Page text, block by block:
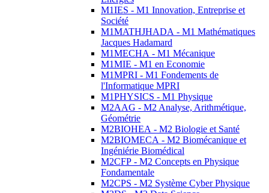
M1IES - M1 Innovation, Entreprise et
Société
M1MATHJHADA - M1 Mathématiques
Jacques Hadamard
M1MECHA - M1 Mécanique
M1MIE - M1 en Economie
M1MPRI - M1 Fondements de
l'Informatique MPRI
M1PHYSICS - M1 Physique
M2AAG - M2 Analyse, Arithmétique,
Géométrie
M2BIOHEA - M2 Biologie et Santé
M2BIOMECA - M2 Biomécanique et
Ingéniérie Biomédical
M2CFP - M2 Concepts en Physique
Fondamentale
M2CPS - M2 Système Cyber Physique